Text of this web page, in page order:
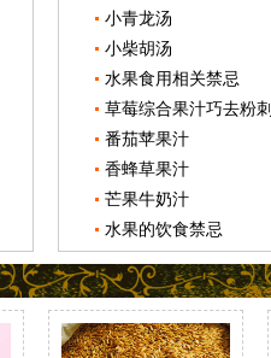
小青龙汤
小柴胡汤
水果食用相关禁忌
草莓综合果汁巧去粉刺
番茄苹果汁
香蜂草果汁
芒果牛奶汁
水果的饮食禁忌